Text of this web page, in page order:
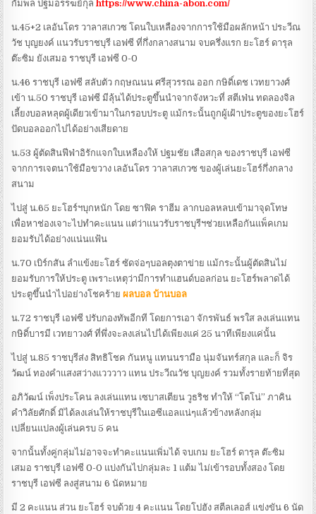
กัมพล ปฐมอรรฆย์กุลhttps://www.china-abon.com/
น.45+2 เลอันโดร วาลาสเกวซ โดนใบเหลืองจากการใช้มือผลักหน้า ประวีณ
วัช บุญยงค์ แนวรับราชบุรี เอฟซี ที่กึ่งกลางสนาม จบครึ่งแรก ยะโฮร์ ดารุล
ต๊ะซิม ยังเสมอ ราชบุรี เอฟซี 0-0
น.46 ราชบุรี เอฟซี สลับตัว กฤษณนน ศรีสุวรรณ ออก กษิดิ์เดช เวทยาวงศ์
เข้า น.50 ราชบุรี เอฟซี มีลุ้นได้ประตูขึ้นนำจากจังหวะที่ สตีเฟ่น ทดลองจิล
เลี้ยงบอลหลุดผู้เดียวเข้ามาในกรอบประตู แม้กระนั้นถูกผู้เฝ้าประตูของยะโฮร์
ปัดบอลออกไปได้อย่างเสียดาย
น.53 ผู้ตัดสินฟีฟ่าอิรักแจกใบเหลืองให้ ปฐมชัย เสือสกุล ของราชบุรี เอฟซี
จากการเจตนาใช้มือขวาง เลอันโดร วาลาสเกวซ ของผู้เล่นยะโฮร์กึ่งกลาง
สนาม
ไปสู่ น.65 ยะโฮร์ฯบุกหนัก โดย ซาฟิค ราฮีม ลากบอลหลบเข้ามาจุดโทษ
เพื่อหาช่องเจาะไปทำคะแนน แต่ว่าแนวรับราชบุรีฯช่วยเหลือกันแพ็คเกม
ยอมรับได้อย่างแน่นแฟ้น
น.70 เบิร์กสัน ลำแข้งยะโฮร์ ซัดจ่อๆบอลตุงตาข่าย แม้กระนั้นผู้ตัดสินไม่
ยอมรับการให้ประตู เพราะเหตุว่ามีการทำแฮนด์บอลก่อน ยะโฮร์พลาดได้
ประตูขึ้นนำไปอย่างโชคร้ายผลบอล บ้านบอล
น.72 ราชบุรี เอฟซี ปรับกองทัพอีกที โดยการเอา จักรพันธ์ พรใส ลงเล่นแทน
กษิดิ์บารมี เวทยาวงศ์ ที่พึ่งจะลงเล่นไปได้เพียงแค่ 25 นาทีเพียงแค่นั้น
ไปสู่ น.85 ราชบุรีส่ง สิทธิโชค กันหนู แทนนรามือ นุ่มจันทร์สกุล และก็ จิร
วัฒน์ ทองคำแสงสว่างแวววาว แทน ประวีณวัช บุญยงค์ รวมทั้งรายท้ายที่สุด
อภิวัฒน์ เพ็งประโคน ลงเล่นแทน เซบาสเตียน วูธริช ทำให้ “โตโน่” ภาคิน
คำวิลัยศักดิ์ มิได้ลงเล่นให้ราชบุรีในเอซีแอลแน่ๆแล้วข้างหลังกลุ่ม
เปลี่ยนแปลงผู้เล่นครบ 5 คน
จากนั้นทั้งคู่กลุ่มไม่อาจจะทำคะแนนเพิ่มได้ จบเกม ยะโฮร์ ดารุล ต๊ะซิม
เสมอ ราชบุรี เอฟซี 0-0 แบ่งกันไปกลุ่มละ 1 แต้ม ไม่เข้ารอบทั้งสอง โดย
ราชบุรี เอฟซี ลงสู่สนาม 6 นัดหมาย
มี 2 คะแนน ส่วน ยะโฮร์ จบด้วย 4 คะแนน โดยโปฮัง สตีลเลอส์ แข่งขัน 6 นัด